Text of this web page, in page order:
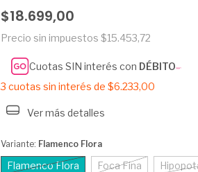
$18.699,00
Precio sin impuestos $15.453,72
Cuotas SIN interés con DÉBITO
3 cuotas sin interés de $6.233,00
Ver más detalles
Variante: Flamenco Flora
Flamenco Flora Foca Fina